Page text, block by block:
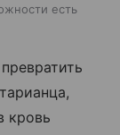
есть
кровь